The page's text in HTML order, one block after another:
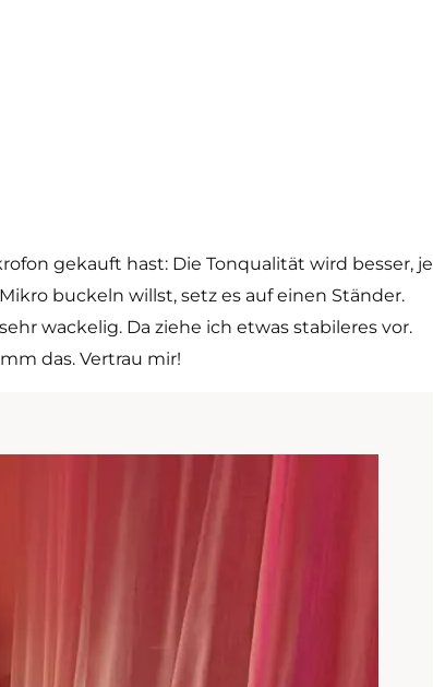
gekauft hast: Die Tonqualität wird besser, je
buckeln willst, setz es auf einen Ständer.
wackelig. Da ziehe ich etwas stabileres vor.
das. Vertrau mir!